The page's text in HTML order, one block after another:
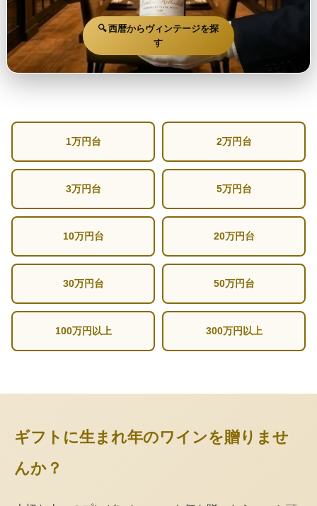
🔍 西暦からヴィンテージを探
す
1万円台 2万円台
3万円台 5万円台
10万円台 20万円台
30万円台 50万円台
100万円以上 300万円以上
ギフトに生まれ年のワインを贈りませ
んか？